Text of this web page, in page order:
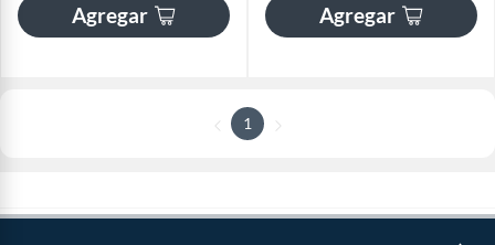
Agregar Agregar
1